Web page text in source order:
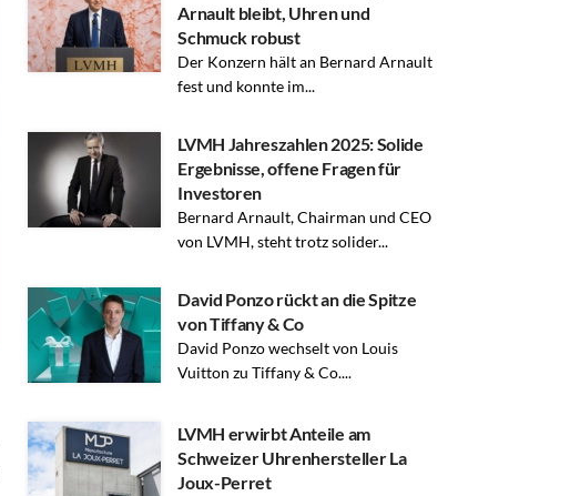
Arnault bleibt, Uhren und
Schmuck robust
Der Konzern hält an Bernard Arnault
fest und konnte im...
LVMH Jahreszahlen 2025: Solide
Ergebnisse, offene Fragen für
Investoren
Bernard Arnault, Chairman und CEO
von LVMH, steht trotz solider...
David Ponzo rückt an die Spitze
von Tiffany & Co
David Ponzo wechselt von Louis
Vuitton zu Tiffany & Co....
LVMH erwirbt Anteile am
Schweizer Uhrenhersteller La
Joux-Perret